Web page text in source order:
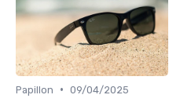
Papillon • 09/04/2025